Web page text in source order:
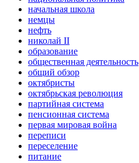
начальная школа
немцы
нефть
николай II
образование
общественная деятельность
общий обзор
октябристы
октябрьская революция
партийная система
пенсионная система
первая мировая война
переписи
переселение
питание